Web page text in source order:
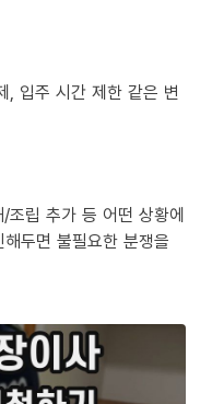
, 입주 시간 제한 같은 변
조립 추가 등 어떤 상황에
두면 불필요한 분쟁을